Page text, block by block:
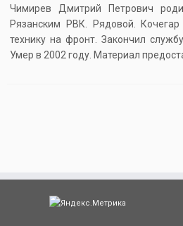
Чимирев Дмитрий Петрович
Рязанским РВК. Рядовой.
технику на фронт. Закончил
Умер в 2002 году. Материал